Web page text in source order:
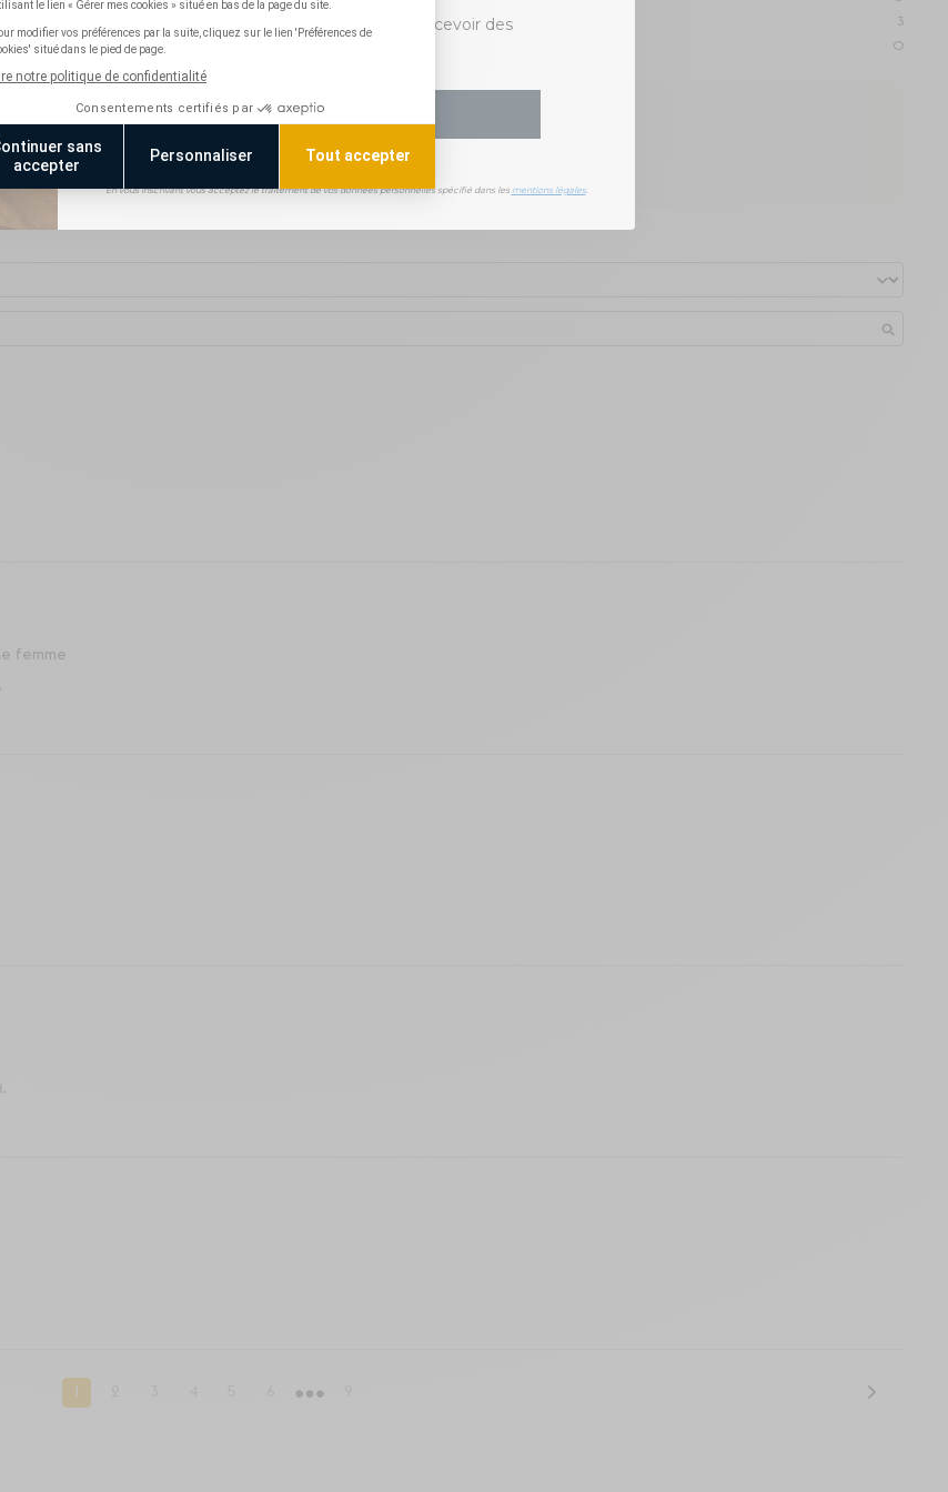
3
0
et rafraîchissante. Les utilisateurs apprécient sa qualité et son originalité.
femme
J'accepte le suivi des ouvertures afin de recevoir des
communications personnalisées
S'INSCRIRE
En vous inscrivant vous acceptez le traitement de vos données personnelles spécifié dans les mentions légales.